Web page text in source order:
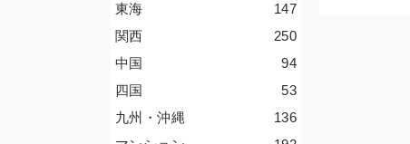
147
東海
250
関西
94
中国
53
四国
136
九州・沖縄